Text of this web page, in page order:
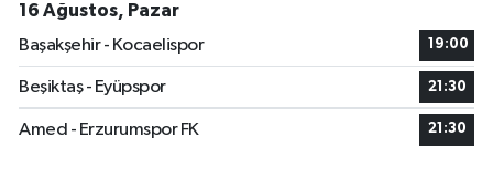
16 Ağustos, Pazar
Başakşehir - Kocaelispor
19:00
Beşiktaş - Eyüpspor 21:30
Amed - Erzurumspor FK 21:30